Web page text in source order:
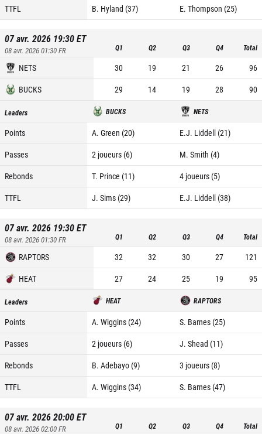
TTFL
B. Hyland (37) E. Thompson (25)
07 avr. 2026 19:30ET
08 avr. 2026 01:30FR Q1 Q2 Q3 Q4 Total
NETS 30 19 21 26
96
BUCKS
29 14 19 28 90
Leaders BUCKS NETS
Points A. Green (20)
E.J. Liddell (21)
Passes
2 joueurs (6)
M. Smith (4)
Rebonds
T. Prince (11)
4 joueurs (5)
TTFL
J. Sims (29) E.J. Liddell (38)
07 avr. 2026 19:30ET
08 avr. 2026 01:30FR Q1 Q2 Q3 Q4 Total
RAPTORS 32 32 30 27
121
HEAT
27 24 25 19 95
Leaders HEAT RAPTORS
Points A. Wiggins (24)
S. Barnes (25)
Passes
2 joueurs (6)
J. Shead (11)
Rebonds
B. Adebayo (9)
3 joueurs (8)
TTFL
A. Wiggins (34) S. Barnes (47)
07 avr. 2026 20:00ET
08 avr. 2026 02:00FR Q1 Q2 Q3 Q4 Total